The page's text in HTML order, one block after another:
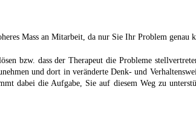
Mass an Mitarbeit, da nur Sie Ihr Problem genau
bzw. dass der Therapeut die Probleme
und dort in veränderte Denk- und
dabei die Aufgabe, Sie auf diesem Weg zu